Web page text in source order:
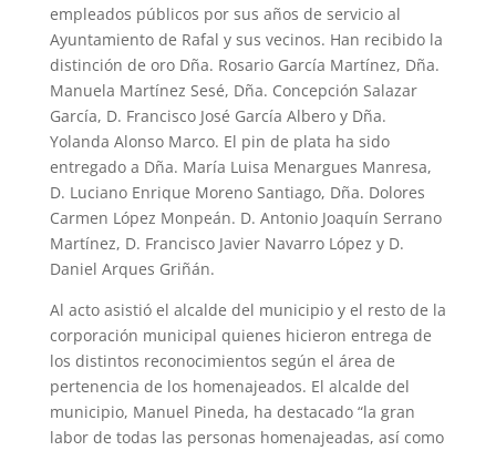
empleados públicos por sus años de servicio al
Ayuntamiento de Rafal y sus vecinos. Han recibido la
distinción de oro Dña. Rosario García Martínez, Dña.
Manuela Martínez Sesé, Dña. Concepción Salazar
García, D. Francisco José García Albero y Dña.
Yolanda Alonso Marco. El pin de plata ha sido
entregado a Dña. María Luisa Menargues Manresa,
D. Luciano Enrique Moreno Santiago, Dña. Dolores
Carmen López Monpeán. D. Antonio Joaquín Serrano
Martínez, D. Francisco Javier Navarro López y D.
Daniel Arques Griñán.
Al acto asistió el alcalde del municipio y el resto de la
corporación municipal quienes hicieron entrega de
los distintos reconocimientos según el área de
pertenencia de los homenajeados. El alcalde del
municipio, Manuel Pineda, ha destacado “la gran
labor de todas las personas homenajeadas, así como